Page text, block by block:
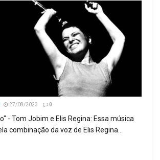
27/08/2023 0
- Tom Jobim e Elis Regina: Essa música
combinação da voz de Elis Regina...